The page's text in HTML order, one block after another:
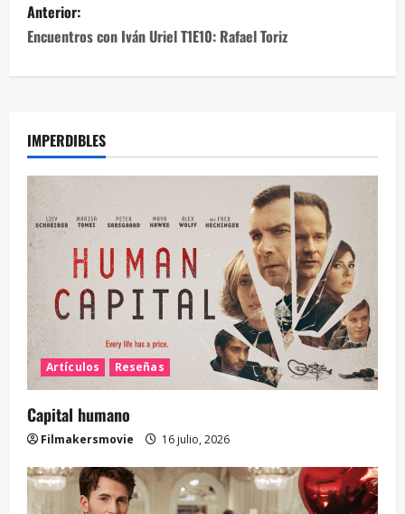
Anterior:
Encuentros con Iván Uriel T1E10: Rafael Toriz
IMPERDIBLES
Artículos Reseñas
Capital humano
Filmakersmovie 16 julio, 2026